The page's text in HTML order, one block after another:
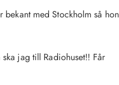
med Stockholm så hon
jag till Radiohuset!! Får